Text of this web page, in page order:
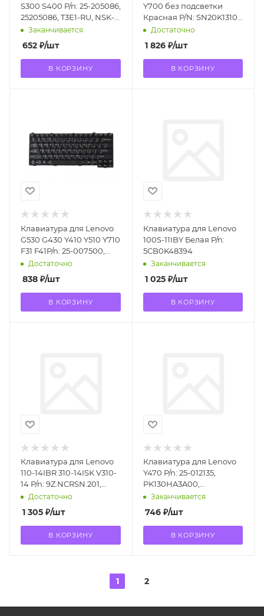
S300 S400 P/n: 25-205086,
25205086, T3E1-RU, NSK-
BC6SC, NSK-BCLSC
Заканчивается
652 ₽/шт
В КОРЗИНУ
Y700 без подсветки
Красная P/N: SN20K13107,
PK1310N1A00
Достаточно
1 826₽/шт
В КОРЗИНУ
Клавиатура для Lenovo
G530 G430 Y410 Y510 Y710
F31 F41P/n: 25-007500,
25007500, 39T7337
Достаточно
838 ₽/шт
В КОРЗИНУ
Клавиатура для Lenovo
100S-11IBY Белая P/n:
5CB0K48394
Заканчивается
1 025₽/шт
В КОРЗИНУ
Клавиатура для Lenovo
110-14IBR 310-14ISK V310-
14 P/n: 9Z.NCRSN.201,
SN20K93009, NSK-BX2SN
Достаточно
1 305 ₽/шт
В КОРЗИНУ
Клавиатура для Lenovo
Y470 P/n: 25-012135,
PK130HA3A00,
9Z.N6FSC.001, 25-012136
Заканчивается
746₽/шт
В КОРЗИНУ
1 2